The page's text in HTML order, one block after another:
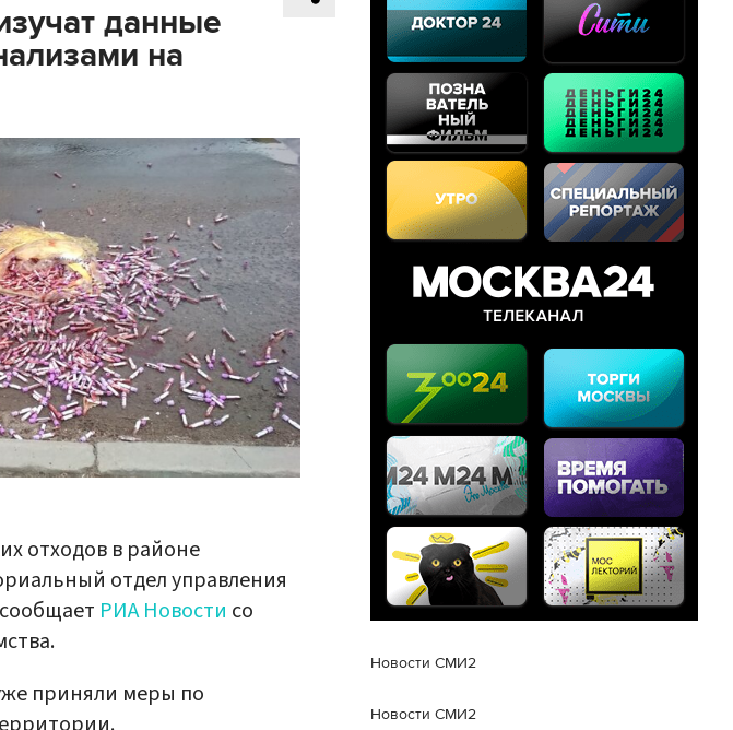
данные
на
отходов в районе
отдел управления
РИА Новости со
приняли меры по
Новости СМИ2
Новости СМИ2